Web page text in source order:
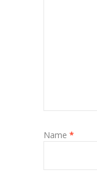
Name *